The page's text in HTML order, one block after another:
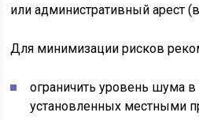
или административный арест
Для минимизации рисков
ограничить уровень шума
установленных местными